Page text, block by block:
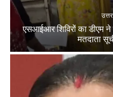
एसआईआर शिविरों का डीएम ने
मतदाता